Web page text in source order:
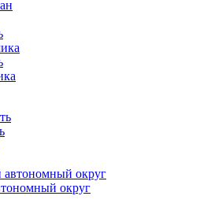
округ
округ